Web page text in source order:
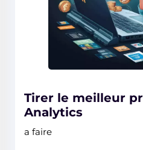
Tirer le meilleur
Analytics
a faire